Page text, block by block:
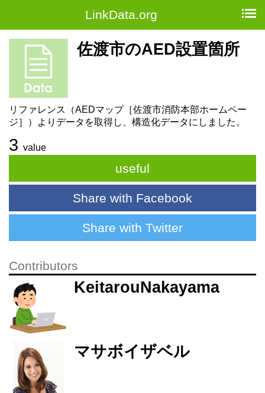
LinkData.org
佐渡市のAED設置箇所
リファレンス（AEDマップ［佐渡市消防本部ホームペー
ジ］）よりデータを取得し、構造化データにしました。
3 value
useful
Share with Facebook
Share with Twitter
Contributors
KeitarouNakayama
マサボイザベル